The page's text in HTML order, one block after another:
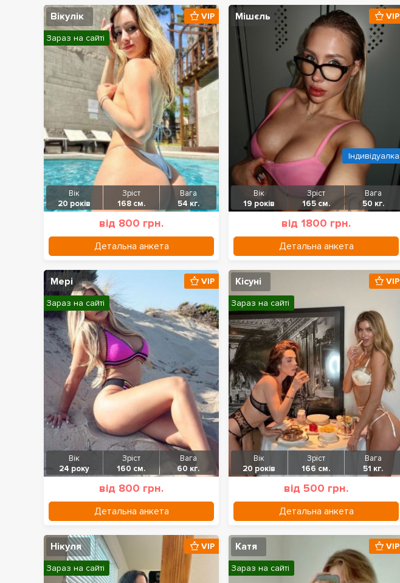
Вікулік
Вік
20 років
Зріст
168 см.
Вага
54 кг.
від 800 грн.
Детальна анкета
VIP
Зараз на сайті
Мішєль
Вік
19 років
Зріст
165 см.
Вага
50 кг.
від 1800 грн.
Детальна анкета
VIP
Індивідуалка
Мері
Вік
24 року
Зріст
160 см.
Вага
60 кг.
від 800 грн.
Детальна анкета
VIP
Зараз на сайті
Кісуні
Вік
20 років
Зріст
166 см.
Вага
51 кг.
від 500 грн.
Детальна анкета
VIP
Зараз на сайті
Нікуля VIP
Зараз на сайті
Катя VIP
Зараз на сайті